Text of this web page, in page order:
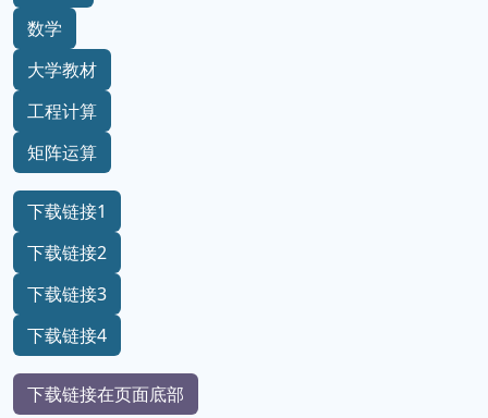
数学
大学教材
工程计算
矩阵运算
下载链接1
下载链接2
下载链接3
下载链接4
下载链接在页面底部